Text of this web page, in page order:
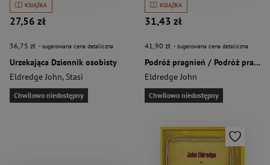
KSIĄŻKA
27,56 zł
36,75 zł - sugerowana cena detaliczna
Urzekająca Dziennik osobisty
Eldredge John, Stasi
Chwilowo niedostępny
KSIĄŻKA
31,43 zł
41,90 zł - sugerowana cena detaliczna
Podróż pragnień / Podróż pragnień Dziennik i przewodnik Pakiet
Eldredge John
Chwilowo niedostępny